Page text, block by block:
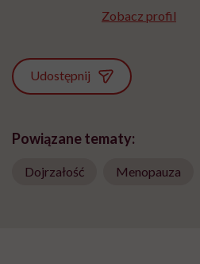
Zobacz profil
Udostępnij
Powiązane tematy:
Dojrzałość Menopauza